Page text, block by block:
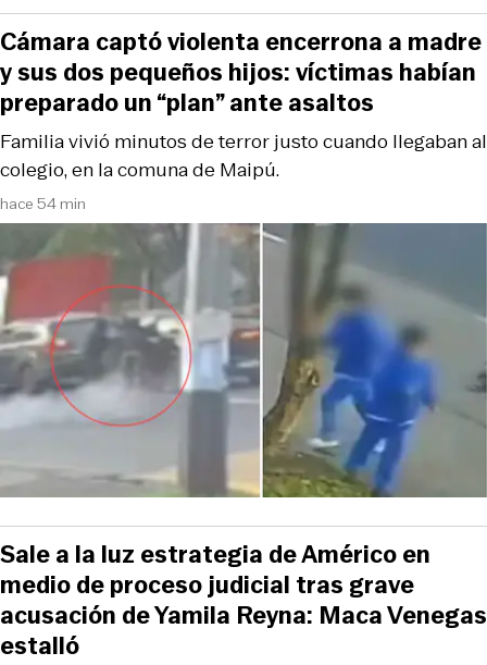
hace 54 min
Familia vivió minutos de terror justo cuando llegaban al
colegio, en la comuna de Maipú.
Cámara captó violenta encerrona a madre
y sus dos pequeños hijos: víctimas habían
preparado un “plan” ante asaltos
Sale a la luz estrategia de Américo en
medio de proceso judicial tras grave
acusación de Yamila Reyna: Maca Venegas
estalló